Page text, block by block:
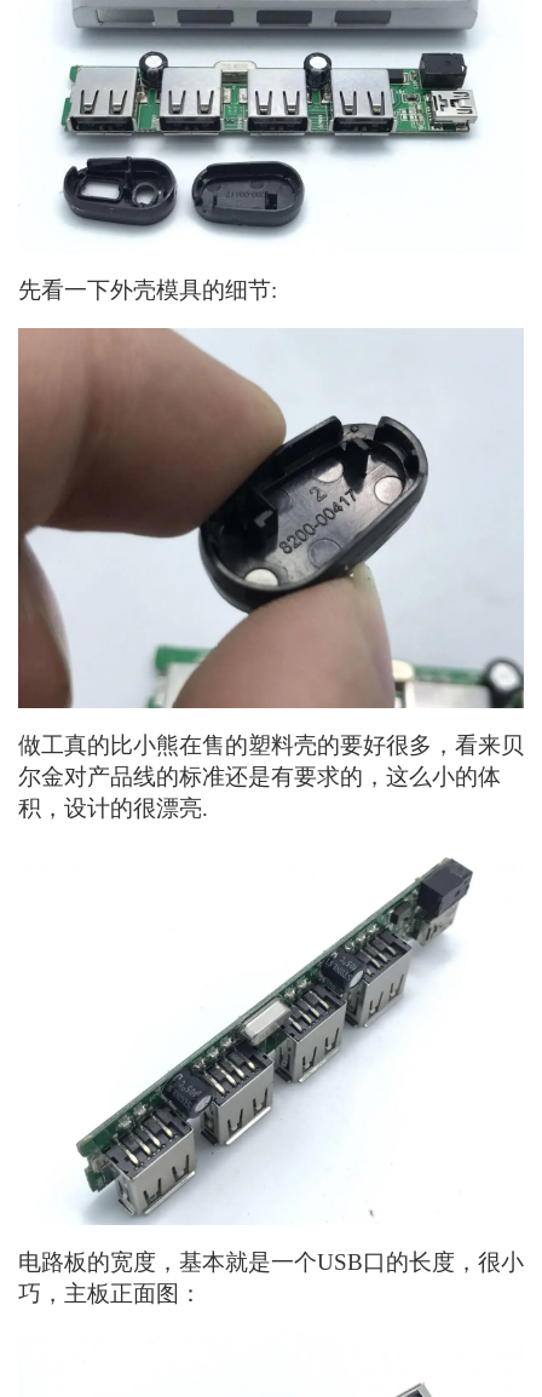
先看一下外壳模具的细节:
做工真的比小熊在售的塑料壳的要好很多，看来贝
尔金对产品线的标准还是有要求的，这么小的体
积，设计的很漂亮.
电路板的宽度，基本就是一个USB口的长度，很小
巧，主板正面图：